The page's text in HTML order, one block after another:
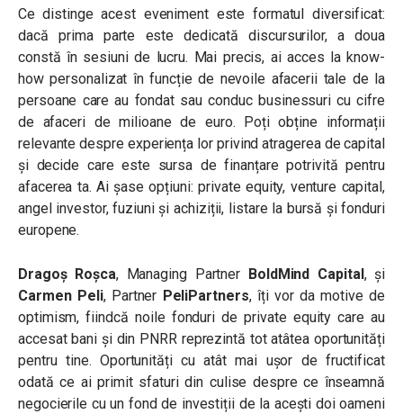
Ce distinge acest eveniment este formatul diversificat:
dacă prima parte este dedicată discursurilor, a doua
constă în sesiuni de lucru. Mai precis, ai acces la know-
how personalizat în funcție de nevoile afacerii tale de la
persoane care au fondat sau conduc businessuri cu cifre
de afaceri de milioane de euro. Poți obține informații
relevante despre experiența lor privind atragerea de capital
și decide care este sursa de finanțare potrivită pentru
afacerea ta. Ai șase opțiuni: private equity, venture capital,
angel investor, fuziuni și achiziții, listare la bursă și fonduri
europene.
Dragoș Roșca, Managing Partner BoldMind Capital , și
Carmen Peli, Partner PeliPartners, îți vor da motive de
optimism, fiindcă noile fonduri de private equity care au
accesat bani și din PNRR reprezintă tot atâtea oportunități
pentru tine. Oportunități cu atât mai ușor de fructificat
odată ce ai primit sfaturi din culise despre ce înseamnă
negocierile cu un fond de investiții de la acești doi oameni